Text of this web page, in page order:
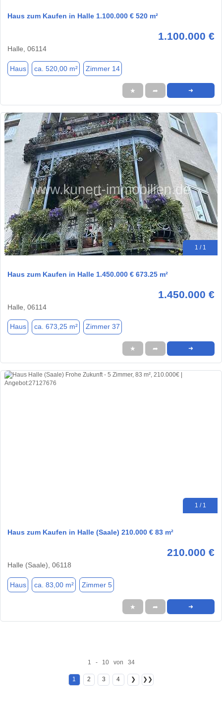
Haus zum Kaufen in Halle 1.100.000 € 520 m²
1.100.000 €
Halle, 06114
Haus ca. 520,00 m² Zimmer 14
★ ➦ ➜
1 / 1
Haus zum Kaufen in Halle 1.450.000 € 673.25 m²
1.450.000 €
Halle, 06114
Haus ca. 673,25 m² Zimmer 37
★ ➦ ➜
1 / 1
Haus zum Kaufen in Halle (Saale) 210.000 € 83 m²
210.000 €
Halle (Saale), 06118
Haus ca. 83,00 m² Zimmer 5
★ ➦ ➜
1 - 10 von 34
1 2 3 4 ❯ ❯❯